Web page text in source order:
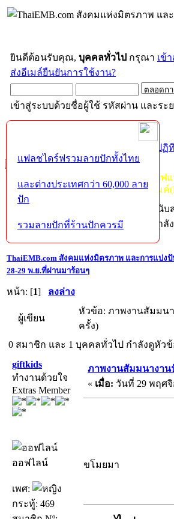
ยินดีต้อนรับคุณ, บุคคลทั่วไป กรุณา เข้
ส่งอีเมล์ยืนยันการใช้งาน?
เข้าสู่ระบบด้วยชื่อผู้ใช้ รหัสผ่าน และระ
ปฏิ
กฏ-กติกา ห้ามจำหน่าย, จ่ายแจก ซอฟแ
ไม่ว่าจะเป็นทางหน้าบอร์ด หรือหลังไม
หากท่านถูกในในผลงาน หรืออยากสนั
โปรดช่วยบริจาคให้ผู้จัดทำบ้างตามกำลั
ThaiEMB.com สังคมแห่งมิตรภาพ และการแบ่ง
28-29 พ.ย.ที่ผ่านมาร้อนๆ
หน้า: [1] ลงล่าง
ผู้เขียน
หัวข้อ: ภาพงานสัมมนา
ครั้ง)
0 สมาชิก และ 1 บุคคลทั่วไป กำลังดูหัว
giftkids
ทำงานด้วยใจ
Extras Member
ออฟไลน์
เพศ:
กระทู้: 469
ภาพงานสัมมนางาน
« เมื่อ: วันที่ 29 พฤศจิ
ขโมยมา
แฟลชไดร์ฟรวมลายปักทั้งไทย
และต่างประเทศกว่า 60,000 ลาย
ปัก
รวมลายปักที่ร้านปักควรมี